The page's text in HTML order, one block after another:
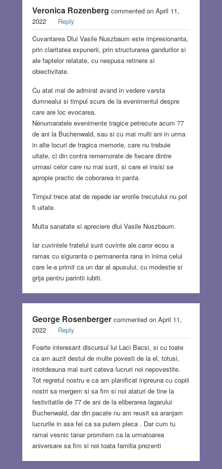
Veronica Rozenberg commented on April 11,
2022
Reply
Cuvantarea Dlui Vasile Nuszbaum este impresionanta,
prin claritatea expunerii, prin structurarea gandurilor si
ale faptelor relatate, cu nespusa retinere si
obiectivitate.
Cu atat mai de admirat avand in vedere varsta
dumnealui si timpul scurs de la evenimentul despre
care are loc evocarea.
Nenumaratele evenimente tragice petrecute acum 77
de ani la Buchenwald, sau si cu mai multi ani in urma
in alte locuri de tragica memorie, care nu trebuie
uitate, ci din contra rememorate de fiecare dintre
urmasi celor care nu mai sunt, si care ei insisi se
apropie practic de coborarea in panta.
Timpul trece atat de repede iar erorile trecutului nu pot
fi uitate.
Multa sanatate si apreciere dlui Vasile Nuszbaum.
Iar cuvintele fratelui sunt cuvinte ale caror ecou a
ramas cu siguranta o permanenta rana in inima celui
care le-a primit ca un dar al apusului, cu modestie si
grija pentru parintii iubiti.
George Rosenbergercommented on April 11,
2022
Reply
Foarte interesant discursul lui Laci Bacsi, si cu toate
ca am auzit destul de multe povesti de la el, totusi,
intotdeauna mai sunt cateva lucruri noi nepovestite.
Tot regretul nostru e ca am planificat inpreuna cu copiii
nostri sa mergem si sa fim si noi alaturi de tine la
festivitatile de 77 de ani de la eliberarea lagarului
Buchenwald, dar din pacate nu am reusit sa aranjam
lucrurile in asa fel ca sa putem pleca . Dar cum tu
ramai vesnic tanar promitem ca la urmatoarea
aniversare sa fim si noi toata familia prezenti